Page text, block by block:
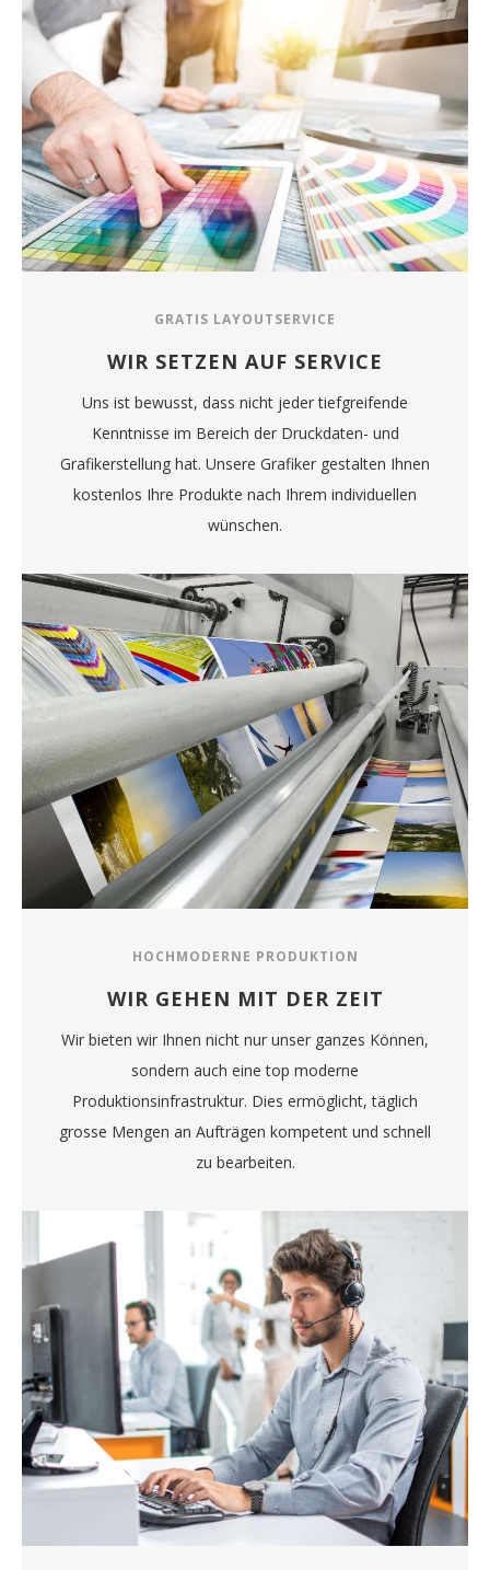
GRATIS LAYOUTSERVICE
WIR SETZEN AUF SERVICE
Uns ist bewusst, dass nicht jeder tiefgreifende
Kenntnisse im Bereich der Druckdaten- und
Grafikerstellung hat. Unsere Grafiker gestalten Ihnen
kostenlos Ihre Produkte nach Ihrem individuellen
wünschen.
HOCHMODERNE PRODUKTION
WIR GEHEN MIT DER ZEIT
Wir bieten wir Ihnen nicht nur unser ganzes Können,
sondern auch eine top moderne
Produktionsinfrastruktur. Dies ermöglicht, täglich
grosse Mengen an Aufträgen kompetent und schnell
zu bearbeiten.